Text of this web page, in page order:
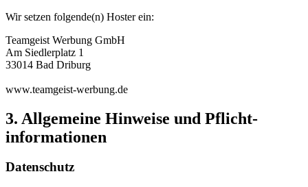
Wir setzen folgende(n) Hoster ein:
Teamgeist Werbung GmbH
Am Siedlerplatz 1
33014 Bad Driburg
www.teamgeist-werbung.de
3. Allgemeine Hinweise und Pflicht­
informationen
Datenschutz